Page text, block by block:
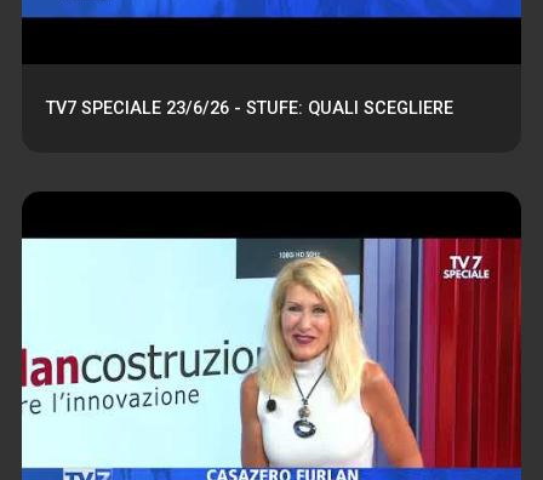
TV7 SPECIALE 23/6/26 - STUFE: QUALI SCEGLIERE